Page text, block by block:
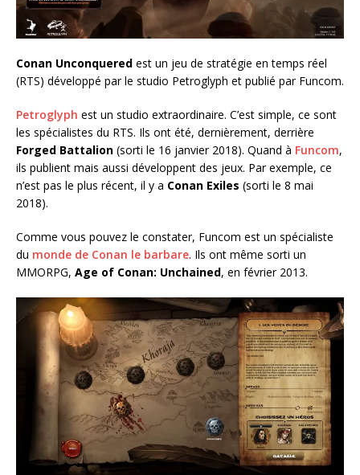
Conan Unconquered est un jeu de stratégie en temps réel
(RTS) développé par le studio Petroglyph et publié par Funcom.
Petroglyph est un studio extraordinaire. C’est simple, ce sont
les spécialistes du RTS. Ils ont été, dernièrement, derrière
Forged Battalion (sorti le 16 janvier 2018). Quand à Funcom,
ils publient mais aussi développent des jeux. Par exemple, ce
n’est pas le plus récent, il y a Conan Exiles (sorti le 8 mai
2018).
Comme vous pouvez le constater, Funcom est un spécialiste
du monde de Conan le barbare. Ils ont même sorti un
MMORPG, Age of Conan: Unchained, en février 2013.